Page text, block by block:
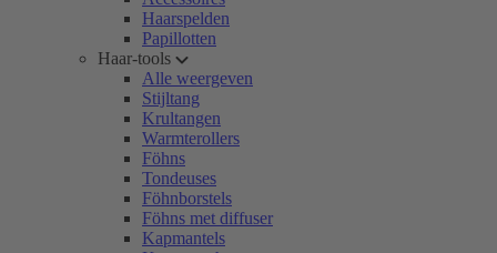
Haarspelden
Papillotten
Haar-tools
Alle weergeven
Stijltang
Krultangen
Warmterollers
Föhns
Tondeuses
Föhnborstels
Föhns met diffuser
Kapmantels